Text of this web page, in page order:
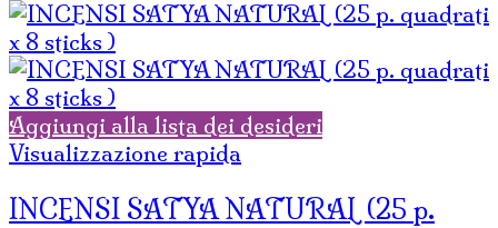
Aggiungi alla lista dei desideri
Visualizzazione rapida
INCENSI SATYA NATURAL (25 p.